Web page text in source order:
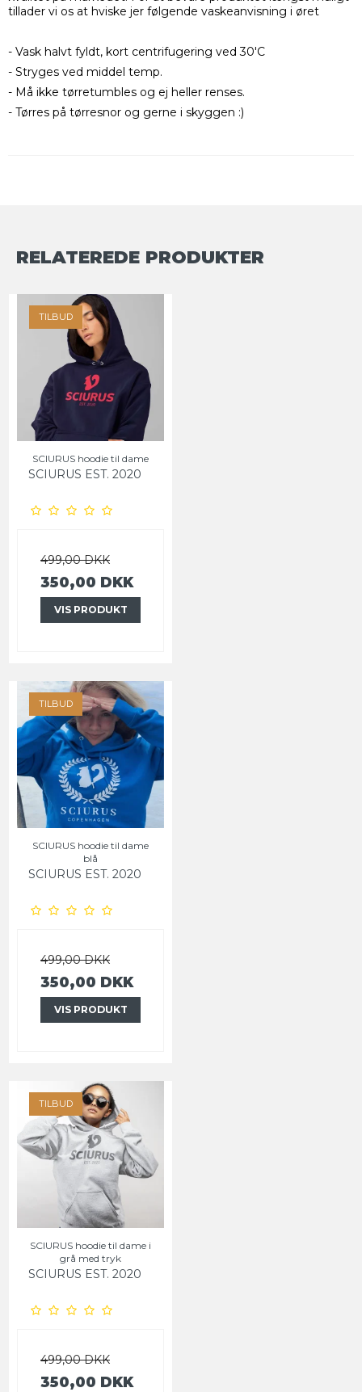
tillader vi os at hviske jer følgende vaskeanvisning i øret
- Vask halvt fyldt, kort centrifugering ved 30'C
- Stryges ved middel temp.
- Må ikke tørretumbles og ej heller renses.
- Tørres på tørresnor og gerne i skyggen :)
RELATEREDE PRODUKTER
TILBUD
SCIURUS hoodie til dame
SCIURUS EST. 2020
499,00 DKK
350,00 DKK
VIS PRODUKT
TILBUD
SCIURUS hoodie til dame
blå
SCIURUS EST. 2020
499,00 DKK
350,00 DKK
VIS PRODUKT
TILBUD
SCIURUS hoodie til dame i
grå med tryk
SCIURUS EST. 2020
499,00 DKK
350,00 DKK